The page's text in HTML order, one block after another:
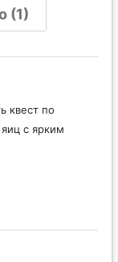
(1)
квест по
с ярким